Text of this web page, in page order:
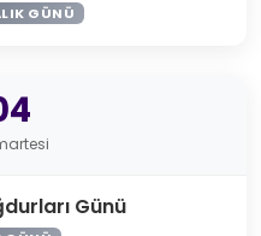
GÜNÜ
Günü